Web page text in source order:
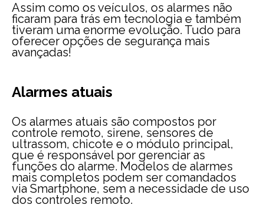
Assim como os veículos, os alarmes não
ficaram para trás em tecnologia e também
tiveram uma enorme evolução. Tudo para
oferecer opções de segurança mais
avançadas!
Alarmes atuais
Os alarmes atuais são compostos por
controle remoto, sirene, sensores de
ultrassom, chicote e o módulo principal,
que é responsável por gerenciar as
funções do alarme. Modelos de alarmes
mais completos podem ser comandados
via Smartphone, sem a necessidade de uso
dos controles remoto.